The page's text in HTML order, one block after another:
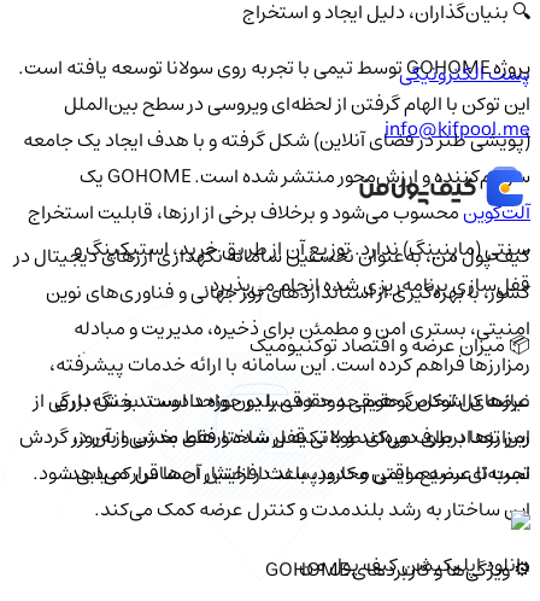
🔍 بنیان‌گذاران، دلیل ایجاد و استخراج
پروژه GOHOME توسط تیمی با تجربه روی سولانا توسعه یافته است.
این توکن با الهام گرفتن از لحظه‌ای ویروسی در سطح بین‌الملل
(پویشی طنز در فضای آنلاین) شکل گرفته و با هدف ایجاد یک جامعه
سرگرم‌کننده و ارزش‌محور منتشر شده است. GOHOME یک
آلت‌کوینمحسوب می‌شود و برخلاف برخی از ارزها، قابلیت استخراج
سنتی (ماینینگ) ندارد. توزیع آن از طریق خرید، استیکینگ و
قفل‌سازی برنامه‌ریزی شده انجام می‌پذیرد.
📦 میزان عرضه و اقتصاد توکنیومیک
عرضه کل توکن گوهوم حدود ده میلیون واحد است. بخش بزرگی از
این تعداد برای دوره‌ای طولانی قفل شده و فقط بخشی از آن در گردش
است تا عرضه موقتی محدود، باعث افزایش احساس کمیابی شود.
این ساختار به رشد بلندمدت و کنترل عرضه کمک می‌کند.
⚙️ ویژگی‌ها و کاربردهای GOHOME
پست الکترونیکی
info@kifpool.me
کیف‌ پول من، به‌عنوان نخستین سامانه نگهداری ارزهای دیجیتال در
کشور، با بهره‌گیری از استانداردهای روز جهانی و فناوری‌های نوین
امنیتی، بستری امن و مطمئن برای ذخیره، مدیریت و مبادله
رمزارزها فراهم کرده است. این سامانه با ارائه خدمات پیشرفته،
نیازهای اشخاص حقیقی و حقوقی را در حوزه دادوستد و نگه‌داری
رمزارزها برطرف می‌کند و با تکیه بر ساختارهای مدرن و به‌روز،
تجربه‌ای سریع، ایمن و کاربرپسند در اختیار آن‌ها قرار می‌دهد.
دانلود اپلیکیشن کیف‌ پول من